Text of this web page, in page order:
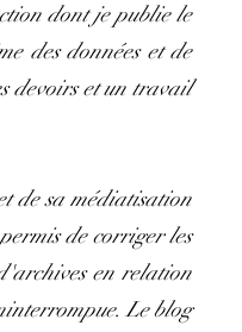
dont je publie le
des données et de
devoirs et un travail
de sa médiatisation
de corriger les
en relation
Le blog